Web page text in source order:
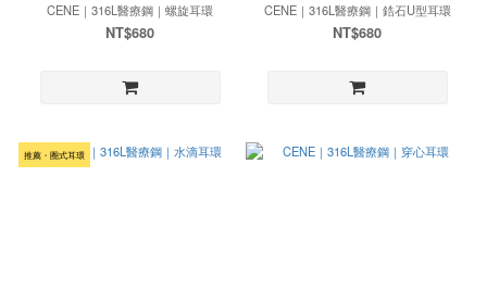
CENE｜316L醫療鋼｜螺旋耳環
NT$680
CENE｜316L醫療鋼｜鋯石U型耳環
NT$680
推薦・圈式耳環